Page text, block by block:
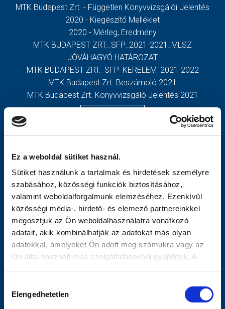
Ez a weboldal sütiket használ.
Sütiket használunk a tartalmak és hirdetések személyre
szabásához, közösségi funkciók biztosításához,
valamint weboldalforgalmunk elemzéséhez. Ezenkívül
közösségi média-, hirdető- és elemező partnereinkkel
megosztjuk az Ön weboldalhasználatra vonatkozó
adatait, akik kombinálhatják az adatokat más olyan
adatokkal, amelyeket Ön adott meg számukra vagy az
Ön által használt más szolgáltatásokból gyűjtöttek. A
kiválasztása
Elengedhetetlen
EGYESÜLET
KAPCSOLAT
NYITÓLAP
HÍREK
CSAPATOK
MÉRKŐZÉSEK
SZURKOLÓI ÉLMÉNYEK
AKKREDITÁCIÓ
MTK Budapest Zrt. - Független Könyvvizsgálói Jelentés
2020 - Kiegészítő Melléklet
2020 - Mérleg, Eredmény
MTK BUDAPEST ZRT._SFP_2021-2021_MLSZ
JÓVÁHAGYÓ HATÁROZAT
MTK BUDAPEST ZRT._SFP_KERELEM_2021-2022
MTK Budapest Zrt. Beszámoló 2021
MTK Budapest Zrt. Könyvvizsgáló Jelentés 2021
OLDALTÉRKÉP
Nyitólap
Csapatok
Mérkőzések
MTK Budapest
Múltidézés
Stratégia
Vezetőség
Gedeon